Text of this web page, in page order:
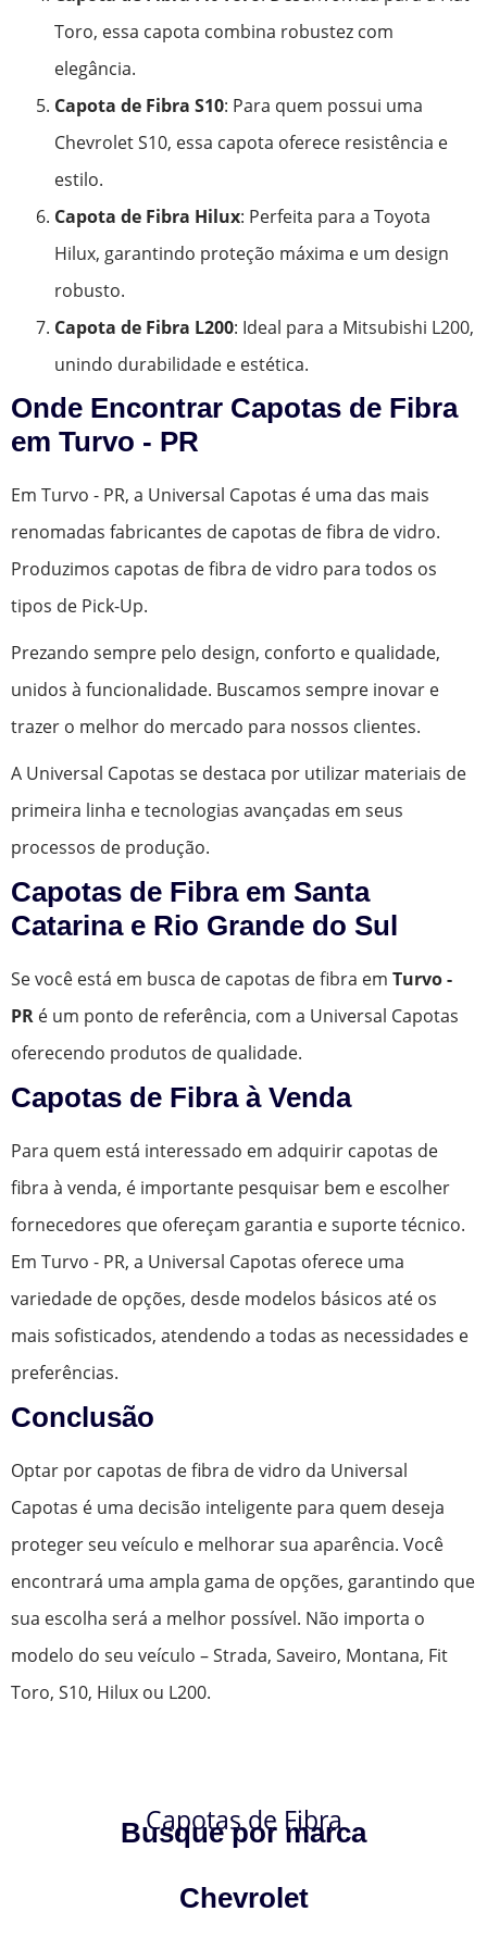
Toro, essa capota combina robustez com
elegância.
Capota de Fibra S10: Para quem possui uma
Chevrolet S10, essa capota oferece resistência e
estilo.
Capota de Fibra Hilux: Perfeita para a Toyota
Hilux, garantindo proteção máxima e um design
robusto.
Capota de Fibra L200: Ideal para a Mitsubishi L200,
unindo durabilidade e estética.
Onde Encontrar Capotas de Fibra
em Turvo - PR
Em Turvo - PR, a Universal Capotas é uma das mais
renomadas fabricantes de capotas de fibra de vidro.
Produzimos capotas de fibra de vidro para todos os
tipos de Pick-Up.
Prezando sempre pelo design, conforto e qualidade,
unidos à funcionalidade. Buscamos sempre inovar e
trazer o melhor do mercado para nossos clientes.
A Universal Capotas se destaca por utilizar materiais de
primeira linha e tecnologias avançadas em seus
processos de produção.
Capotas de Fibra em Santa
Catarina e Rio Grande do Sul
Se você está em busca de capotas de fibra em Turvo -
PR é um ponto de referência, com a Universal Capotas
oferecendo produtos de qualidade.
Capotas de Fibra à Venda
Para quem está interessado em adquirir capotas de
fibra à venda, é importante pesquisar bem e escolher
fornecedores que ofereçam garantia e suporte técnico.
Em Turvo - PR, a Universal Capotas oferece uma
variedade de opções, desde modelos básicos até os
mais sofisticados, atendendo a todas as necessidades e
preferências.
Conclusão
Optar por capotas de fibra de vidro da Universal
Capotas é uma decisão inteligente para quem deseja
proteger seu veículo e melhorar sua aparência. Você
encontrará uma ampla gama de opções, garantindo que
sua escolha será a melhor possível. Não importa o
modelo do seu veículo – Strada, Saveiro, Montana, Fit
Toro, S10, Hilux ou L200.
Capotas de Fibra
Busque por marca
Chevrolet